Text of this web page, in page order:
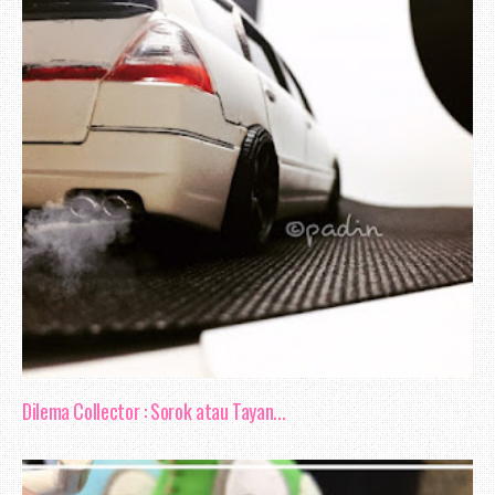
Nak bercerita mengenai blog review,
tak begitu pandai untuk membuat
Mungkin cukup sekadar aku
bulan Mac ni berkaitan penghebahan
hehee..
Dilema Collector : Sorok atau Tayan...